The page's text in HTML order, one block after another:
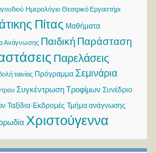
Ημερολόγιο Θεατρικό Εργαστήρι
Πίτας Μαθήματα
Ανάγνωσης Παιδική Παράσταση
Παρελάσεις
ταινίας Πρόγραμμα Σεμινάρια
Συγκέντρωση Τροφίμων Συνέδριο
Ταξίδια-Εκδρομές Τμήμα ανάγνωσης
Χριστούγεννα